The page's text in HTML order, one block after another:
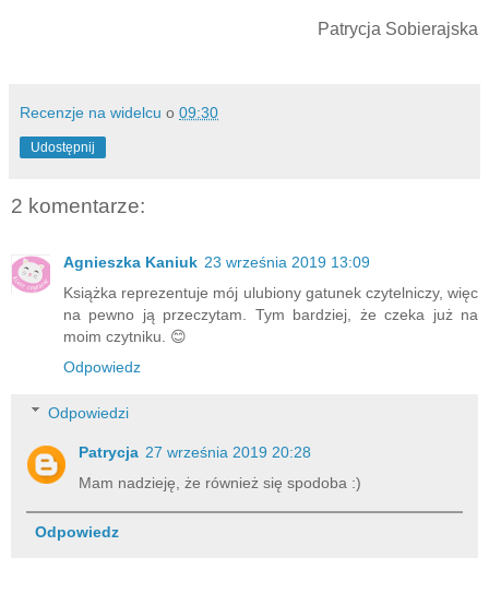
Patrycja Sobierajska
Recenzje na widelcu o 09:30
Udostępnij
2 komentarze:
Agnieszka Kaniuk 23 września 2019 13:09
Książka reprezentuje mój ulubiony gatunek czytelniczy, więc
na pewno ją przeczytam. Tym bardziej, że czeka już na
moim czytniku. 😊
Odpowiedz
Odpowiedzi
Patrycja 27 września 2019 20:28
Mam nadzieję, że również się spodoba :)
Odpowiedz